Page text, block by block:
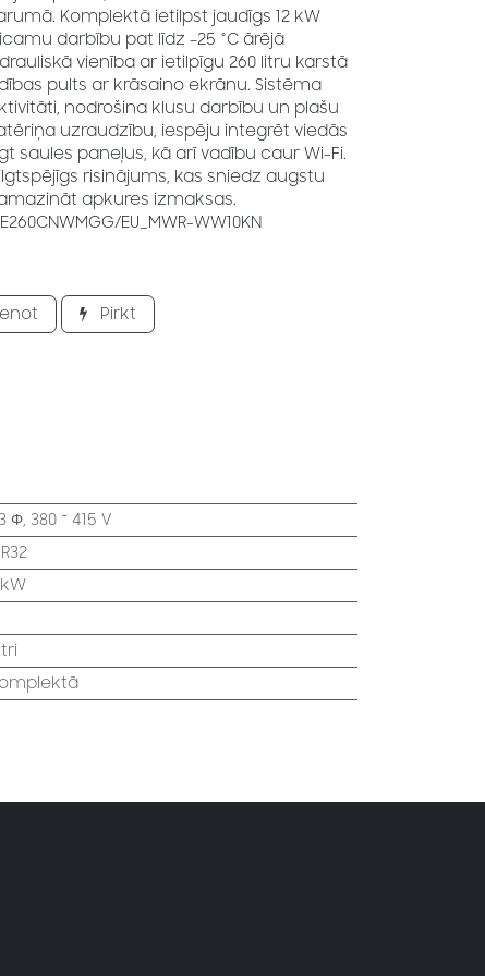
Komplektā ietilpst jaudīgs 12 kW
darbību pat līdz –25 °C ārējā
vienība ar ietilpīgu 260 litru karstā
pults ar krāsaino ekrānu. Sistēma
nodrošina klusu darbību un plašu
uzraudzību, iespēju integrēt viedās
saules paneļus, kā arī vadību caur Wi-Fi.
risinājums, kas sniedz augstu
apkures izmaksas.
EU_MWR-WW10KN
Pirkt
3 Φ, 380 ~ 415 V
R32
kW